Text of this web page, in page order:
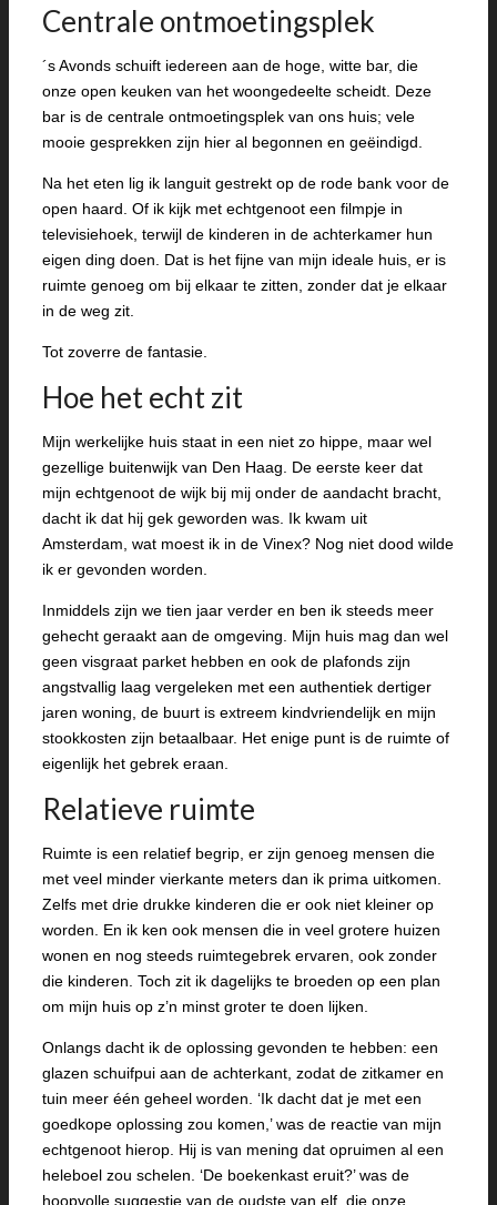
Centrale ontmoetingsplek
´s Avonds schuift iedereen aan de hoge, witte bar, die
onze open keuken van het woongedeelte scheidt. Deze
bar is de centrale ontmoetingsplek van ons huis; vele
mooie gesprekken zijn hier al begonnen en geëindigd.
Na het eten lig ik languit gestrekt op de rode bank voor de
open haard. Of ik kijk met echtgenoot een filmpje in
televisiehoek, terwijl de kinderen in de achterkamer hun
eigen ding doen. Dat is het fijne van mijn ideale huis, er is
ruimte genoeg om bij elkaar te zitten, zonder dat je elkaar
in de weg zit.
Tot zoverre de fantasie.
Hoe het echt zit
Mijn werkelijke huis staat in een niet zo hippe, maar wel
gezellige buitenwijk van Den Haag. De eerste keer dat
mijn echtgenoot de wijk bij mij onder de aandacht bracht,
dacht ik dat hij gek geworden was. Ik kwam uit
Amsterdam, wat moest ik in de Vinex? Nog niet dood wilde
ik er gevonden worden.
Inmiddels zijn we tien jaar verder en ben ik steeds meer
gehecht geraakt aan de omgeving. Mijn huis mag dan wel
geen visgraat parket hebben en ook de plafonds zijn
angstvallig laag vergeleken met een authentiek dertiger
jaren woning, de buurt is extreem kindvriendelijk en mijn
stookkosten zijn betaalbaar. Het enige punt is de ruimte of
eigenlijk het gebrek eraan.
Relatieve ruimte
Ruimte is een relatief begrip, er zijn genoeg mensen die
met veel minder vierkante meters dan ik prima uitkomen.
Zelfs met drie drukke kinderen die er ook niet kleiner op
worden. En ik ken ook mensen die in veel grotere huizen
wonen en nog steeds ruimtegebrek ervaren, ook zonder
die kinderen. Toch zit ik dagelijks te broeden op een plan
om mijn huis op z’n minst groter te doen lijken.
Onlangs dacht ik de oplossing gevonden te hebben: een
glazen schuifpui aan de achterkant, zodat de zitkamer en
tuin meer één geheel worden. ‘Ik dacht dat je met een
goedkope oplossing zou komen,’ was de reactie van mijn
echtgenoot hierop. Hij is van mening dat opruimen al een
heleboel zou schelen. ‘De boekenkast eruit?’ was de
hoopvolle suggestie van de oudste van elf, die onze